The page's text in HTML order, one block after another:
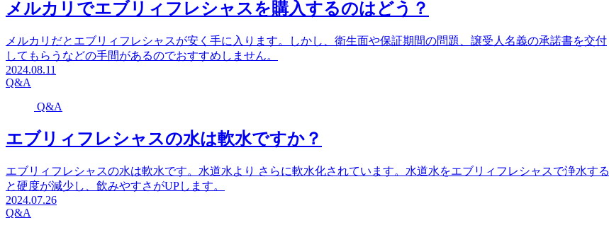
メルカリでエブリィフレシャスを購入するのはどう？
メルカリだとエブリィフレシャスが安く手に入ります。しかし、衛生面や保証期間の問題、譲受人名義の承諾書を交付
してもらうなどの手間があるのでおすすめしません。
2024.08.11
Q&A
Q&A
エブリィフレシャスの水は軟水ですか？
エブリィフレシャスの水は軟水です。水道水より さらに軟水化されています。水道水をエブリィフレシャスで浄水する
と硬度が減少し、飲みやすさがUPします。
2024.07.26
Q&A